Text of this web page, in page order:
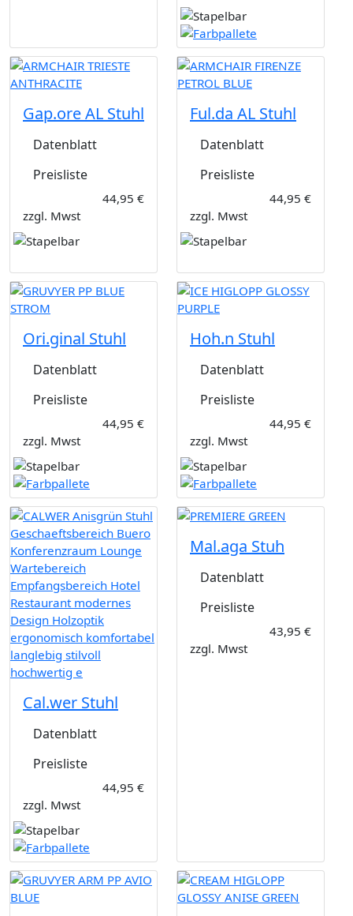
Gap.ore AL Stuhl
Datenblatt
Preisliste
44,95 €
zzgl. Mwst
Ful.da AL Stuhl
Datenblatt
Preisliste
44,95 €
zzgl. Mwst
Ori.ginal Stuhl
Datenblatt
Preisliste
44,95 €
zzgl. Mwst
Hoh.n Stuhl
Datenblatt
Preisliste
44,95 €
zzgl. Mwst
Cal.wer Stuhl
Datenblatt
Preisliste
44,95 €
zzgl. Mwst
Mal.aga Stuh
Datenblatt
Preisliste
43,95 €
zzgl. Mwst